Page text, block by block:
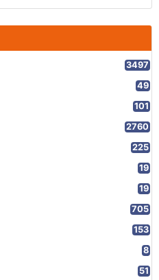
3497
49
101
2760
225
19
19
705
153
8
51